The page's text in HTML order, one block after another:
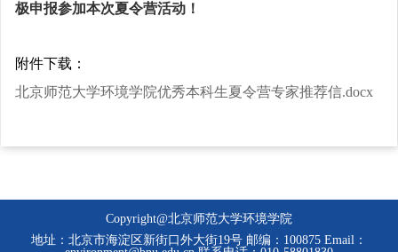
极申报参加本次夏令营活动！
附件下载：
北京师范大学环境学院优秀本科生夏令营专家推荐信.docx
Copyright@北京师范大学环境学院
地址：北京市海淀区新街口外大街19号 邮编：100875 Email：